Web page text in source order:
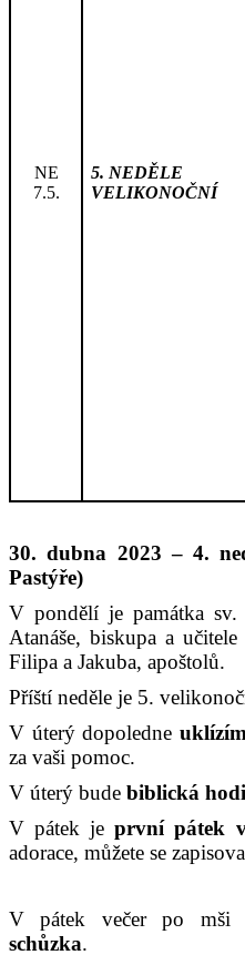
NE
7.5.
5. NEDĚLE
VELIKONOČNÍ
30. dubna 2023 – 4.
Pastýře)
V pondělí je památka sv.
Atanáše, biskupa a
Filipa a Jakuba, apoštolů.
Příští neděle je 5.
V úterý dopoledne
za vaši pomoc.
V úterý bude biblická
V pátek jeprvní pátek
adorace, můžete se
V pátek večer po mši
schůzka.